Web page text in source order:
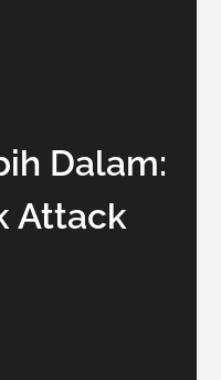
Dalam:
Attack